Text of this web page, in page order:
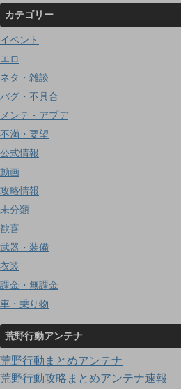
カテゴリー
イベント
エロ
ネタ・雑談
バグ・不具合
メンテ・アプデ
不満・要望
公式情報
動画
攻略情報
未分類
歓喜
武器・装備
衣装
課金・無課金
車・乗り物
荒野行動アンテナ
荒野行動まとめアンテナ
荒野行動攻略まとめアンテナ速報